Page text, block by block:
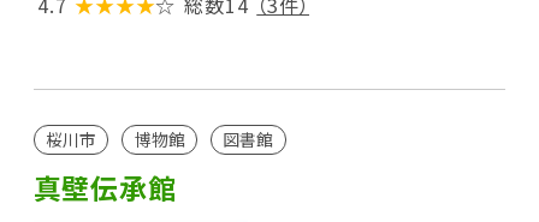
桜川市 博物館 図書館
真壁伝承館